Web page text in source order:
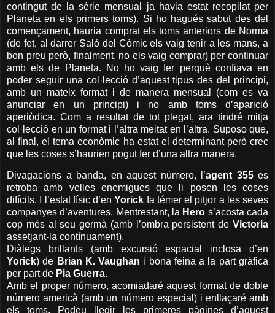
contingut de la sèrie mensual ja havia estat recopilat per
Planeta en els primers toms). Si ho hagués sabut des del
començament, hauria comprat els toms anteriors de Norma
(de fet, al darrer Saló del Còmic els vaig tenir a les mans, a
bon preu però, finalment, no els vaig comprar) per continuar
amb els de Planeta. No ho vaig fer perquè confiava en
poder seguir una col·lecció d’aquest tipus des del principi,
amb un mateix format i de manera mensual (com es va
anunciar en un principi) i no amb toms d’aparició
aperiòdica. Com a resultat de tot plegat, ara tindré mitja
col·lecció en un format i l’altra meitat en l’altra. Suposo que,
al final, el tema econòmic ha estat el determinant però crec
que les coses s’haurien pogut fer d’una altra manera.
Divagacions a banda, en aquest número, l’agent 355 es
retroba amb velles enemigues que li posen les coses
difícils. I l’estat físic d’en Yorick fa témer el pitjor a les seves
companyes d’aventures. Mentrestant, la Hero s’acosta cada
cop més al seu germà (amb l’ombra persistent de Victoria
assetjant-la contínuament).
Diàlegs brillants (amb excursió espacial inclosa d’en
Yorick) de Brian K. Vaughan i bona feina a la part gràfica
per part de Pia Guerra.
Amb el proper número, acomiadaré aquest format de doble
número americà (amb un número especial) i enllaçaré amb
els toms. Podeu llegir les primeres pàgines d’aquest